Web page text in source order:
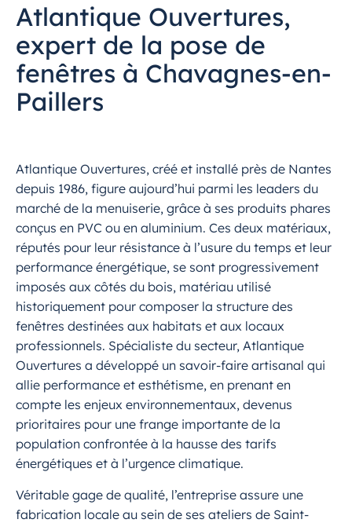
Atlantique Ouvertures,
expert de la pose de
fenêtres à Chavagnes-en-
Paillers
Atlantique Ouvertures, créé et installé près de Nantes
depuis 1986, figure aujourd’hui parmi les leaders du
marché de la menuiserie, grâce à ses produits phares
conçus en PVC ou en aluminium. Ces deux matériaux,
réputés pour leur résistance à l’usure du temps et leur
performance énergétique, se sont progressivement
imposés aux côtés du bois, matériau utilisé
historiquement pour composer la structure des
fenêtres destinées aux habitats et aux locaux
professionnels. Spécialiste du secteur, Atlantique
Ouvertures a développé un savoir-faire artisanal qui
allie performance et esthétisme, en prenant en
compte les enjeux environnementaux, devenus
prioritaires pour une frange importante de la
population confrontée à la hausse des tarifs
énergétiques et à l’urgence climatique.
Véritable gage de qualité, l’entreprise assure une
fabrication locale au sein de ses ateliers de Saint-